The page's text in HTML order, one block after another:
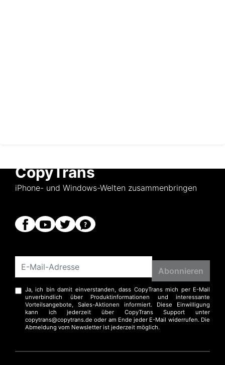
CopyTrans
iPhone- und Windows-Welten zusammenbringen
Ja, ich bin damit einverstanden, dass CopyTrans mich per E-Mail
unverbindlich über Produktinformationen und interessante
Vorteilsangebote, Sales-Aktionen informiert. Diese Einwilligung
kann ich jederzeit über CopyTrans Support unter
copytrans@copytrans.de oder am Ende jeder E-Mail widerrufen. Die
Abmeldung vom Newsletter ist jederzeit möglich.